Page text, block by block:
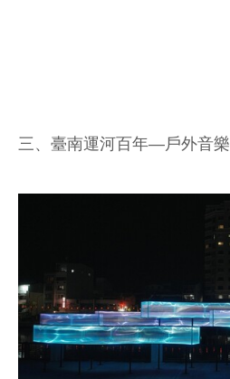
三、臺南運河百年—戶外音